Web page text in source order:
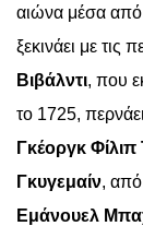
αιώνα μέσα
ξεκινάει με τις
Βιβάλντι, που
το 1725,
Γκέοργκ Φίλιπ
Γκυγεμαίν, από
Εμάνουελ